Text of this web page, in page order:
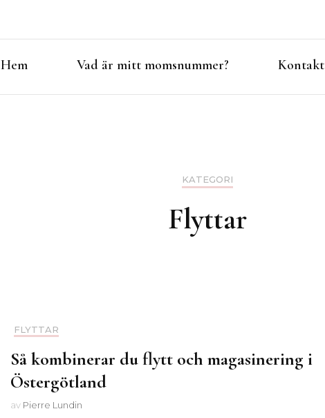
Hem Vad är mitt momsnummer? Kontakt
KATEGORI
Flyttar
FLYTTAR
Så kombinerar du flytt och magasinering i
Östergötland
av Pierre Lundin